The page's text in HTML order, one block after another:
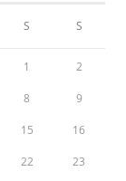
S S
1 2
8 9
15 16
22 23